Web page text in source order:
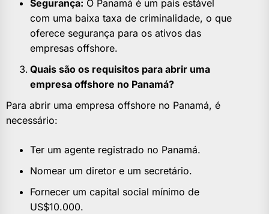
Segurança: O Panamá é um país estável
com uma baixa taxa de criminalidade, o que
oferece segurança para os ativos das
empresas offshore.
Quais são os requisitos para abrir uma
empresa offshore no Panamá?
Para abrir uma empresa offshore no Panamá, é
necessário:
Ter um agente registrado no Panamá.
Nomear um diretor e um secretário.
Fornecer um capital social mínimo de
US$10.000.